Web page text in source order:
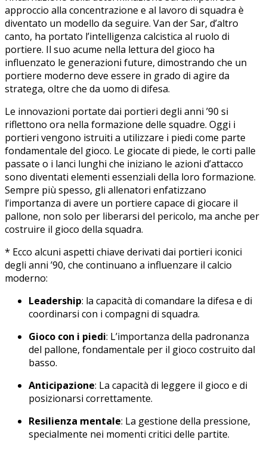
⁤approccio alla concentrazione e al lavoro di squadra è
diventato un modello ‍da seguire. Van der Sar, d’altro
canto, ‍ha portato l’intelligenza calcistica al ruolo di
portiere. Il suo acume nella lettura del gioco ha
influenzato ‍le ⁢generazioni future, dimostrando che un
portiere moderno deve essere in grado di agire da
stratega, oltre che da uomo di ⁢difesa.
Le innovazioni portate dai portieri degli anni ’90 si
riflettono ora ⁤nella formazione ⁢delle squadre. Oggi i
portieri vengono istruiti a utilizzare i piedi come parte
fondamentale del gioco.⁢ Le giocate di piede, le⁣ corti palle
passate ​o‌ i ‍lanci lunghi che‍ iniziano le‌ azioni d’attacco
sono diventati elementi essenziali della loro​ formazione.
Sempre più spesso, gli allenatori enfatizzano
l’importanza di ‌avere un ‍portiere capace ⁣di giocare il
pallone, non solo per liberarsi del pericolo, ma anche per
costruire il gioco⁤ della squadra.
* Ecco alcuni aspetti chiave derivati dai portieri iconici
degli anni ’90,⁢ che continuano a influenzare il calcio
⁣moderno:
Leadership:‍ la capacità​ di comandare la difesa e di
coordinarsi con i compagni di squadra.
Gioco con i piedi: L’importanza della padronanza
del pallone, fondamentale‌ per il gioco costruito dal
basso.
Anticipazione: La capacità di ⁢leggere⁢ il gioco e⁤ di
posizionarsi correttamente.
Resilienza mentale: La gestione della pressione,
specialmente nei momenti⁣ critici delle‍ partite.